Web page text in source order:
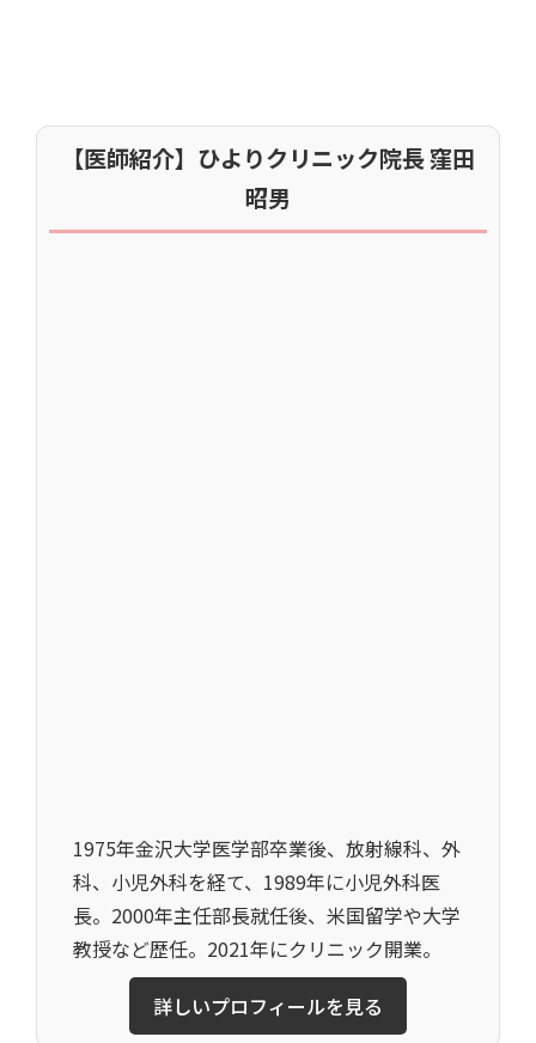
【医師紹介】ひよりクリニック院長 窪田
昭男
1975年金沢大学医学部卒業後、放射線科、外
科、小児外科を経て、1989年に小児外科医
長。2000年主任部長就任後、米国留学や大学
教授など歴任。2021年にクリニック開業。
詳しいプロフィールを見る